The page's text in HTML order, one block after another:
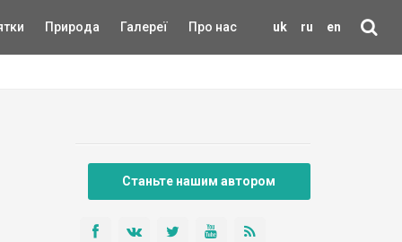
uk ru en
Природа Галереї Про нас
Станьте нашим автором